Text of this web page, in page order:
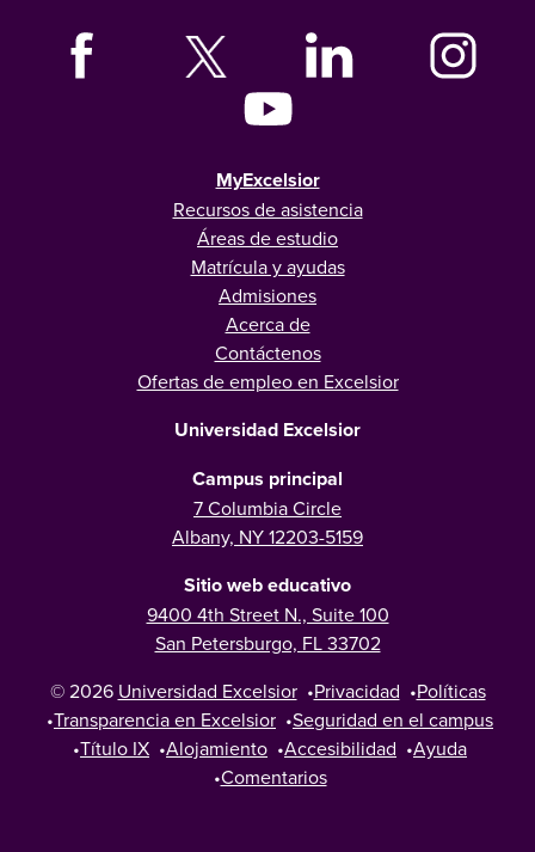
MyExcelsior
Recursos de asistencia
Áreas de estudio
Matrícula y ayudas
Admisiones
Acerca de
Contáctenos
Ofertas de empleo en Excelsior
Universidad Excelsior
Campus principal
7 Columbia Circle
Albany, NY 12203-5159
Sitio web educativo
9400 4th Street N., Suite 100
San Petersburgo, FL 33702
© 2026 Universidad Excelsior •Privacidad •Políticas
•Transparencia en Excelsior •Seguridad en el campus
•Título IX •Alojamiento •Accesibilidad •Ayuda
•Comentarios